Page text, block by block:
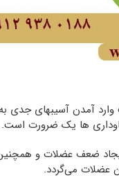
آمدن آسیبهای جدی
ها یک ضرورت است.
ضعف عضلات و
عضلات می‌گردد.